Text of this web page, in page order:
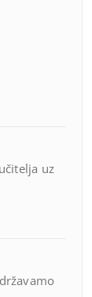
uz